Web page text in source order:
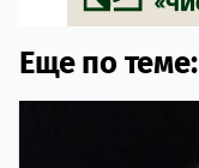
Еще по теме: